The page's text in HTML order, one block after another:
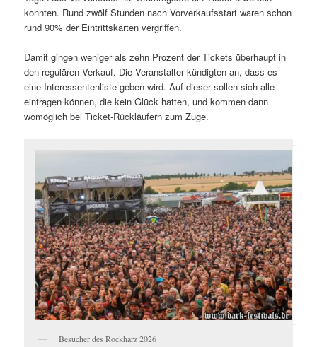
konnten. Rund zwölf Stunden nach Vorverkaufsstart waren schon
rund 90% der Eintrittskarten vergriffen.
Damit gingen weniger als zehn Prozent der Tickets überhaupt in
den regulären Verkauf. Die Veranstalter kündigten an, dass es
eine Interessentenliste geben wird. Auf dieser sollen sich alle
eintragen können, die kein Glück hatten, und kommen dann
womöglich bei Ticket-Rückläufern zum Zuge.
Besucher des Rockharz 2026